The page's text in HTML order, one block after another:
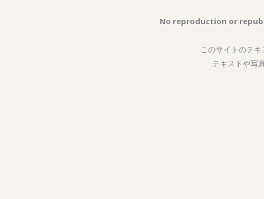
No reproduction or
このサイトのテ
テキストや写